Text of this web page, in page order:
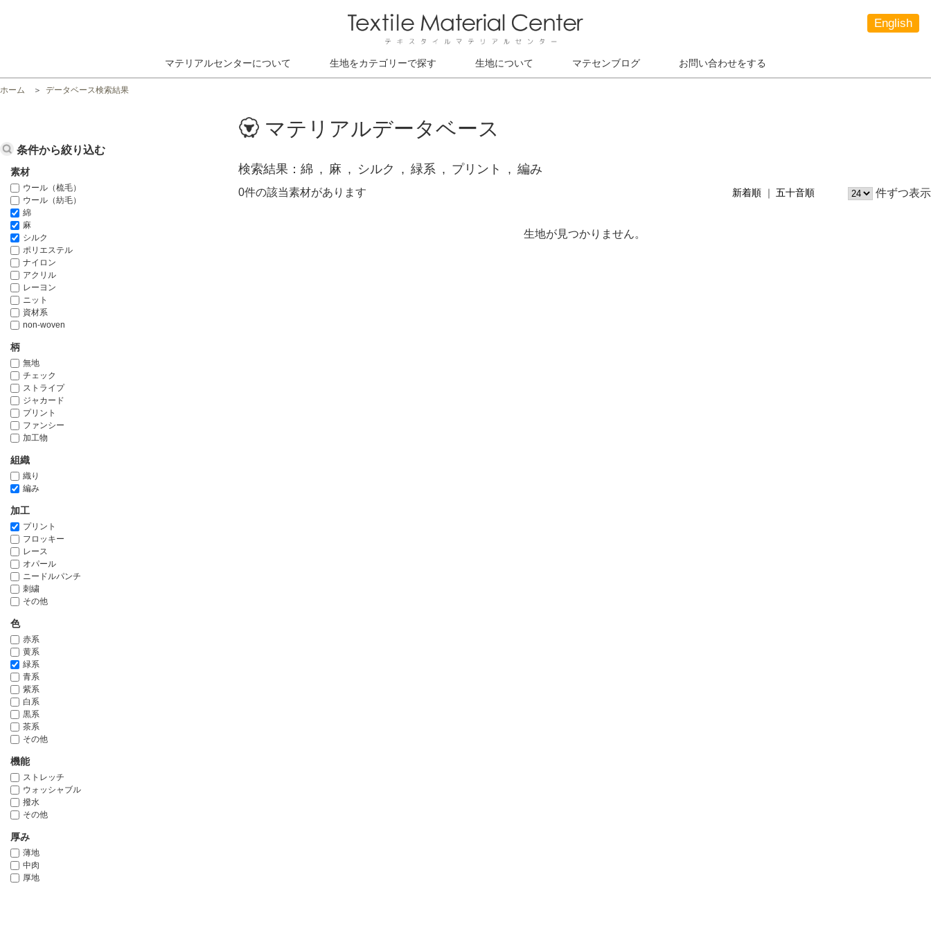
English
マテリアルセンターについて 生地をカテゴリーで探す 生地について マテセンブログ お問い合わせをする
ホーム データベース検索結果
マテリアルデータベース
検索結果 綿 麻 シルク 緑系 プリント 編み
0件の該当素材があります 新着順 五十音順 件ずつ表示
生地が見つかりません。
条件から絞り込む
素材
ウール（梳毛）
ウール（紡毛）
綿
麻
シルク
ポリエステル
ナイロン
アクリル
レーヨン
ニット
資材系
non-woven
柄
無地
チェック
ストライプ
ジャカード
プリント
ファンシー
加工物
組織
織り
編み
加工
プリント
フロッキー
レース
オパール
ニードルパンチ
刺繍
その他
色
赤系
黄系
緑系
青系
紫系
白系
黒系
茶系
その他
機能
ストレッチ
ウォッシャブル
撥水
その他
厚み
薄地
中肉
厚地